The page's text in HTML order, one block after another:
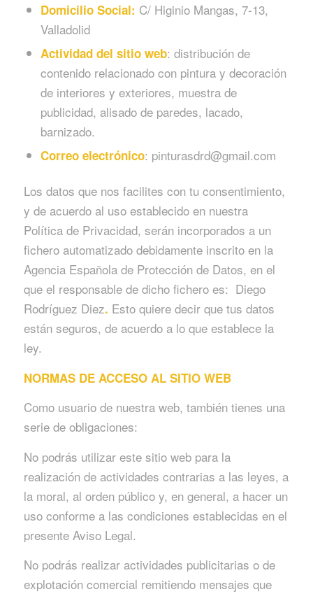
Domicilio Social: C/ Higinio Mangas, 7-13,
Valladolid
Actividad del sitio web: distribución de
contenido relacionado con pintura y decoración
de interiores y exteriores, muestra de
publicidad, alisado de paredes, lacado,
barnizado.
Correo electrónico: pinturasdrd@gmail.com
Los datos que nos facilites con tu consentimiento,
y de acuerdo al uso establecido en nuestra
Política de Privacidad, serán incorporados a un
fichero automatizado debidamente inscrito en la
Agencia Española de Protección de Datos, en el
que el responsable de dicho fichero es: Diego
Rodríguez Diez. Esto quiere decir que tus datos
están seguros, de acuerdo a lo que establece la
ley.
NORMAS DE ACCESO AL SITIO WEB
Como usuario de nuestra web, también tienes una
serie de obligaciones:
No podrás utilizar este sitio web para la
realización de actividades contrarias a las leyes, a
la moral, al orden público y, en general, a hacer un
uso conforme a las condiciones establecidas en el
presente Aviso Legal.
No podrás realizar actividades publicitarias o de
explotación comercial remitiendo mensajes que